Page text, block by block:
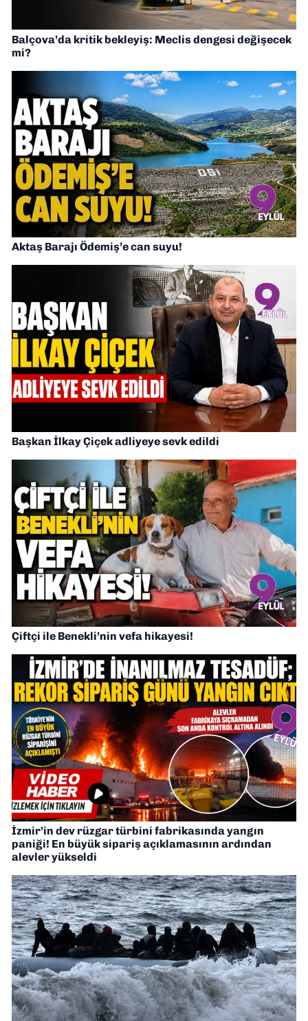
Balçova’da kritik bekleyiş: Meclis dengesi değişecek
mi?
Aktaş Barajı Ödemiş’e can suyu!
Başkan İlkay Çiçek adliyeye sevk edildi
Çiftçi ile Benekli’nin vefa hikayesi!
İzmir’in dev rüzgar türbini fabrikasında yangın
paniği! En büyük sipariş açıklamasının ardından
alevler yükseldi